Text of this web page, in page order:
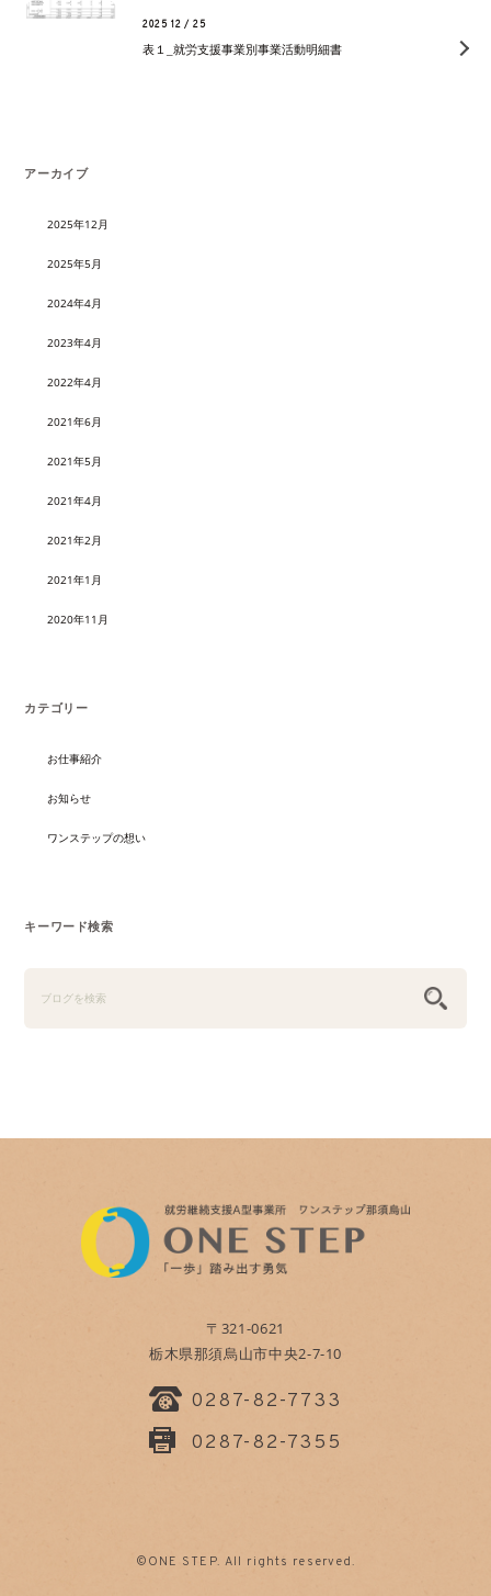
2025 12 / 25
表１_就労支援事業別事業活動明細書
アーカイブ
2025年12月
2025年5月
2024年4月
2023年4月
2022年4月
2021年6月
2021年5月
2021年4月
2021年2月
2021年1月
2020年11月
カテゴリー
お仕事紹介
お知らせ
ワンステップの想い
キーワード検索
〒321-0621
栃木県那須烏山市中央2-7-10
0287-82-7733
0287-82-7355
©ONE STEP. All rights reserved.